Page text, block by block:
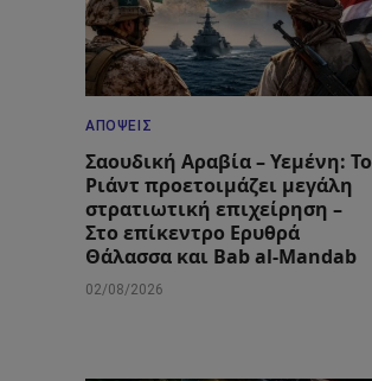
ΑΠΌΨΕΙΣ
Σαουδική Αραβία – Υεμένη: Το
Ριάντ προετοιμάζει μεγάλη
στρατιωτική επιχείρηση –
Στο επίκεντρο Ερυθρά
Θάλασσα και Bab al-Mandab
02/08/2026